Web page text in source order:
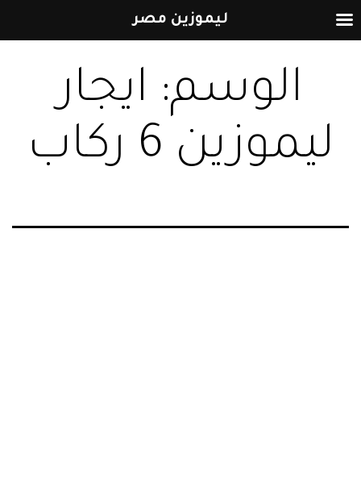
إلى
المحتوىالوسم: ايجار
ليموزين 6 ركاب
ليموزين مصر